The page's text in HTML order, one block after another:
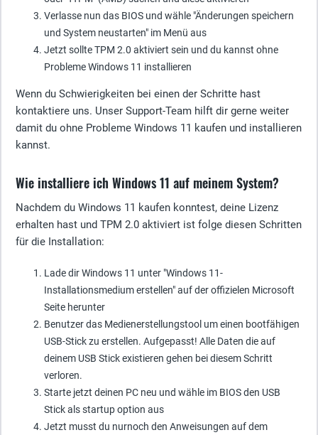
Verlasse nun das BIOS und wähle "Änderungen speichern
und System neustarten" im Menü aus
Jetzt sollte TPM 2.0 aktiviert sein und du kannst ohne
Probleme Windows 11 installieren
Wenn du Schwierigkeiten bei einen der Schritte hast
kontaktiere uns. Unser Support-Team hilft dir gerne weiter
damit du ohne Probleme Windows 11 kaufen und installieren
kannst.
Wie installiere ich Windows 11 auf meinem System?
Nachdem du Windows 11 kaufen konntest, deine Lizenz
erhalten hast und TPM 2.0 aktiviert ist folge diesen Schritten
für die Installation:
Lade dir Windows 11 unter "Windows 11-
Installationsmedium erstellen" auf der offizielen Microsoft
Seite herunter
Benutzer das Medienerstellungstool um einen bootfähigen
USB-Stick zu erstellen. Aufgepasst! Alle Daten die auf
deinem USB Stick existieren gehen bei diesem Schritt
verloren.
Starte jetzt deinen PC neu und wähle im BIOS den USB
Stick als startup option aus
Jetzt musst du nurnoch den Anweisungen auf dem